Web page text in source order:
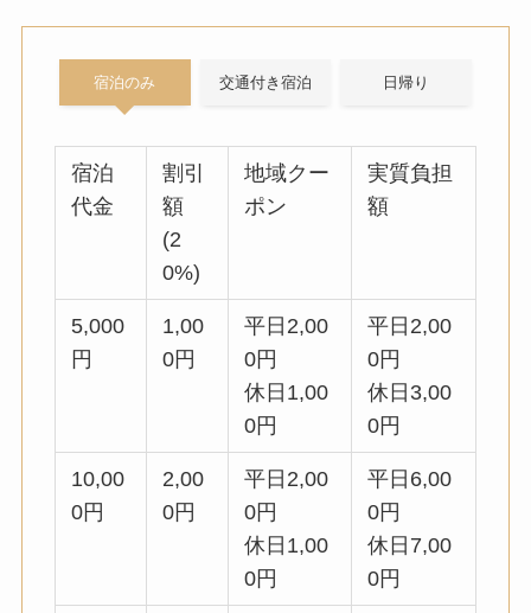
宿泊のみ 交通付き宿泊 日帰り
宿泊
代金
割引
額
(2
0%)
地域クー
ポン
実質負担
額
5,000
円
1,00
0円
平日2,00
0円
休日1,00
0円
平日2,00
0円
休日3,00
0円
10,00
0円
2,00
0円
平日2,00
0円
休日1,00
0円
平日6,00
0円
休日7,00
0円